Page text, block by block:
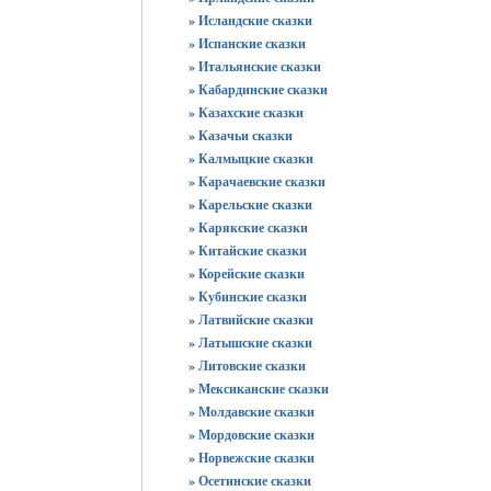
» Исландские сказки
» Испанские сказки
» Итальянские сказки
» Кабардинские сказки
» Казахские сказки
» Казачьи сказки
» Калмыцкие сказки
» Карачаевские сказки
» Карельские сказки
» Карякские сказки
» Китайские сказки
» Корейские сказки
» Кубинские сказки
» Латвийские сказки
» Латышские сказки
» Литовские сказки
» Мексиканские сказки
» Молдавские сказки
» Мордовские сказки
» Норвежские сказки
» Осетинские сказки